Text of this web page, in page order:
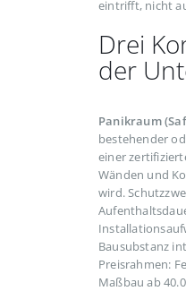
eintrifft, nicht
Drei
der
Panikraum
bestehender
einer
Wänden und
wird.
Bausubstanz
Preisrahmen:
Maßbau ab